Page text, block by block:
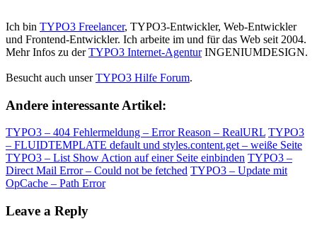
Ich bin TYPO3 Freelancer, TYPO3-Entwickler, Web-Entwickler
und Frontend-Entwickler. Ich arbeite im und für das Web seit 2004.
Mehr Infos zu derTYPO3 Internet-AgenturINGENIUMDESIGN.
Besucht auch unserTYPO3 Hilfe Forum.
Andere interessante Artikel:
TYPO3 – 404 Fehlermeldung – Error Reason – RealURL TYPO3
– FLUIDTEMPLATE default und styles.content.get – weiße Seite
TYPO3 – List Show Action auf einer Seite einbinden TYPO3 –
Direct Mail Error – Could not be fetched TYPO3 – Update mit
OpCache – Path Error
Leave a Reply